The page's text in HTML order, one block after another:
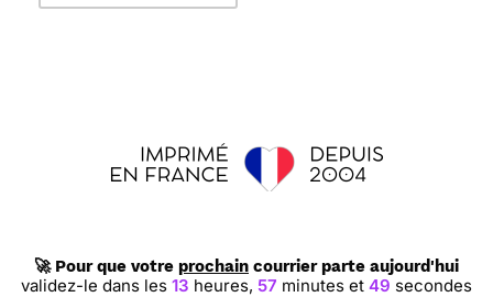
🚀 Pour que votre prochain courrier parte aujourd'hui
validez-le dans les 13 heures, 57 minutes et 48 secondes